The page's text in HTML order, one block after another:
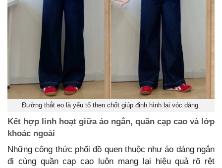
Đường thắt eo là yếu tố then chốt giúp định hình lại vóc dáng.
Kết hợp linh hoạt giữa áo ngắn, quần cạp cao và lớp
khoác ngoài
Những công thức phối đồ quen thuộc như áo dáng ngắn
đi cùng quần cạp cao luôn mang lại hiệu quả rõ rệt